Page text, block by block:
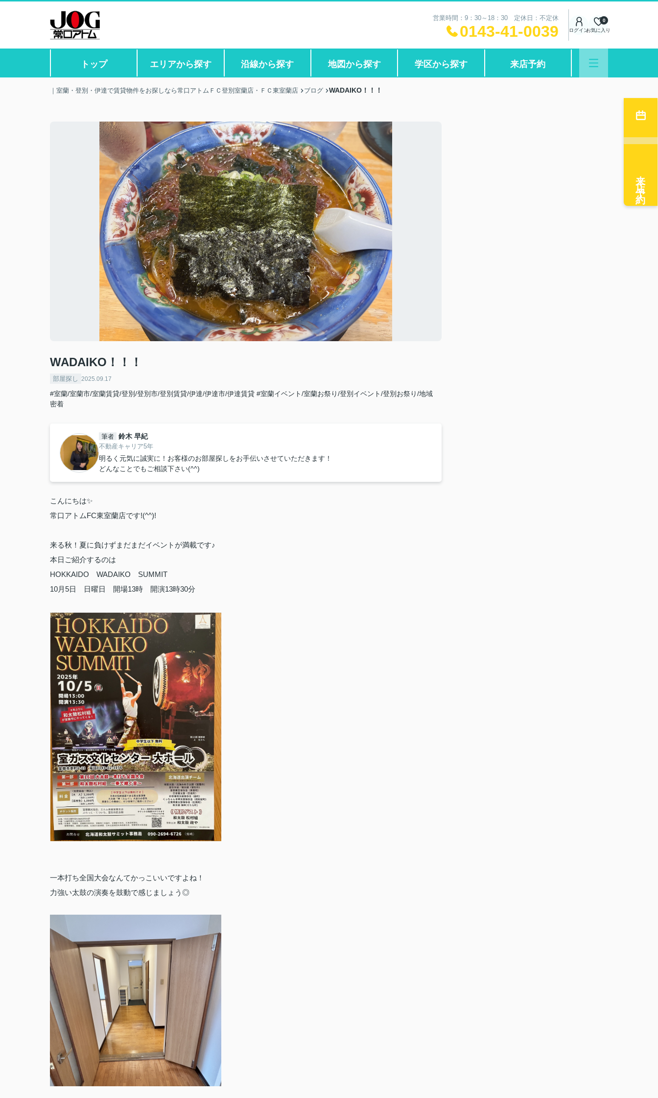
営業時間：9：30～18：30 定休日：不定休
0143-41-0039 ログインお気に入り
0
トップ エリアから探す 沿線から探す 地図から探す 学区から探す 来店予約
｜室蘭・登別・伊達で賃貸物件をお探しなら常口アトムＦＣ登別室蘭店・ＦＣ東室蘭店 ブログ WADAIKO！！！
WADAIKO！！！
部屋探し 2025.09.17
#室蘭/室蘭市/室蘭賃貸/登別/登別市/登別賃貸/伊達/伊達市/伊達賃貸 #室蘭イベント/室蘭お祭り/登別イベント/登別お祭り/地域
密着
筆者 鈴木 早紀
不動産キャリア5年
明るく元気に誠実に！お客様のお部屋探しをお手伝いさせていただきます！
どんなことでもご相談下さい(^^)
こんにちは✨
常口アトムFC東室蘭店です!(^^)!
来る秋！夏に負けずまだまだイベントが満載です♪
本日ご紹介するのは
HOKKAIDO WADAIKO SUMMIT
10月5日 日曜日 開場13時 開演13時30分
一本打ち全国大会なんてかっこいいですよね！
力強い太鼓の演奏を鼓動で感じましょう◎
来店予約